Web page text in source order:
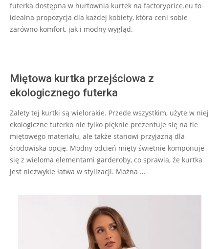
futerka dostępna w hurtownia kurtek na factoryprice.eu to
idealna propozycja dla każdej kobiety, która ceni sobie
zarówno komfort, jak i modny wygląd.
Miętowa kurtka przejściowa z
ekologicznego futerka
Zalety tej kurtki są wielorakie. Przede wszystkim, użyte w niej
ekologiczne futerko nie tylko pięknie prezentuje się na tle
miętowego materiału, ale także stanowi przyjazną dla
środowiska opcję. Modny odcień mięty świetnie komponuje
się z wieloma elementami garderoby, co sprawia, że kurtka
jest niezwykle łatwa w stylizacji. Można …